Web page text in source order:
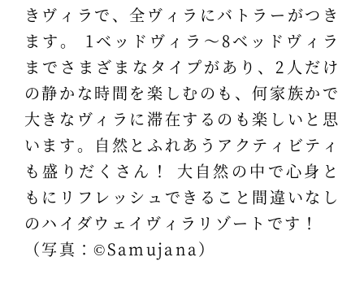
きヴィラで、全ヴィラにバトラーがつき
ます。 1ベッドヴィラ～8ベッドヴィラ
までさまざまなタイプがあり、2人だけ
の静かな時間を楽しむのも、何家族かで
大きなヴィラに滞在するのも楽しいと思
います。自然とふれあうアクティビティ
も盛りだくさん！ 大自然の中で心身と
もにリフレッシュできること間違いなし
のハイダウェイヴィラリゾートです！
（写真：©Samujana）